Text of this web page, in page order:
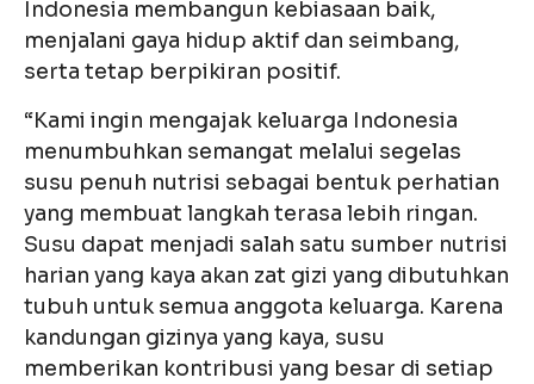
Indonesia membangun kebiasaan baik,
menjalani gaya hidup aktif dan seimbang,
serta tetap berpikiran positif.
“Kami ingin mengajak keluarga Indonesia
menumbuhkan semangat melalui segelas
susu penuh nutrisi sebagai bentuk perhatian
yang membuat langkah terasa lebih ringan.
Susu dapat menjadi salah satu sumber nutrisi
harian yang kaya akan zat gizi yang dibutuhkan
tubuh untuk semua anggota keluarga. Karena
kandungan gizinya yang kaya, susu
memberikan kontribusi yang besar di setiap